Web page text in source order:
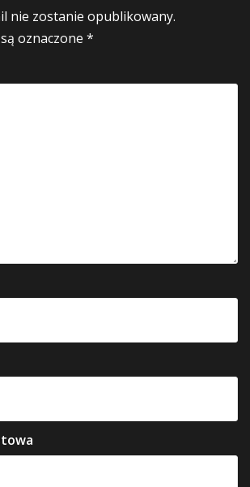
nie zostanie opublikowany.
oznaczone *